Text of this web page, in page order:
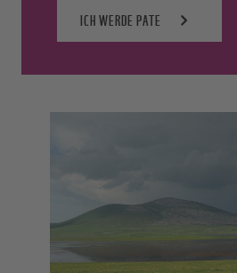
ICH WERDE PATE